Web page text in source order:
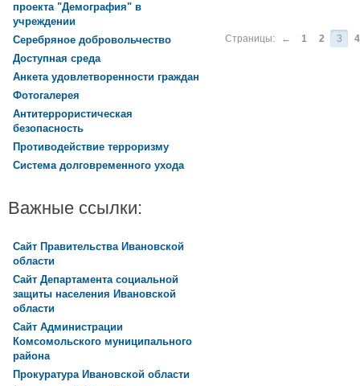
Страницы: ← 1 2 3 4
проекта "Демография" в
учреждении
Серебряное добровольчество
Доступная среда
Анкета удовлетворенности граждан
Фотогалерея
Антитеррористическая
безопасность
Противодействие терроризму
Система долговременного ухода
Важные ссылки:
Сайт Правительства Ивановской
области
Сайт Департамента социальной
защиты населения Ивановской
области
Сайт Администрации
Комсомольского муниципального
района
Прокуратура Ивановской области